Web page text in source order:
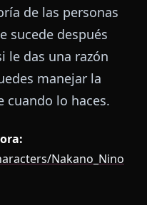
de las personas
sucede después
le das una razón
manejar la
cuando lo haces.
Nakano_Nino